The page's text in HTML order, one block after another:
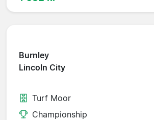
Burnley
Lincoln City
Turf Moor
Championship